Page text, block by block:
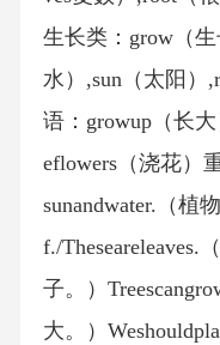
生长类：grow（
水）,sun（太阳）
语：growup（长
eflowers（浇花）
sunandwater.（植
f./Theseareleaves.
子。）
大。）